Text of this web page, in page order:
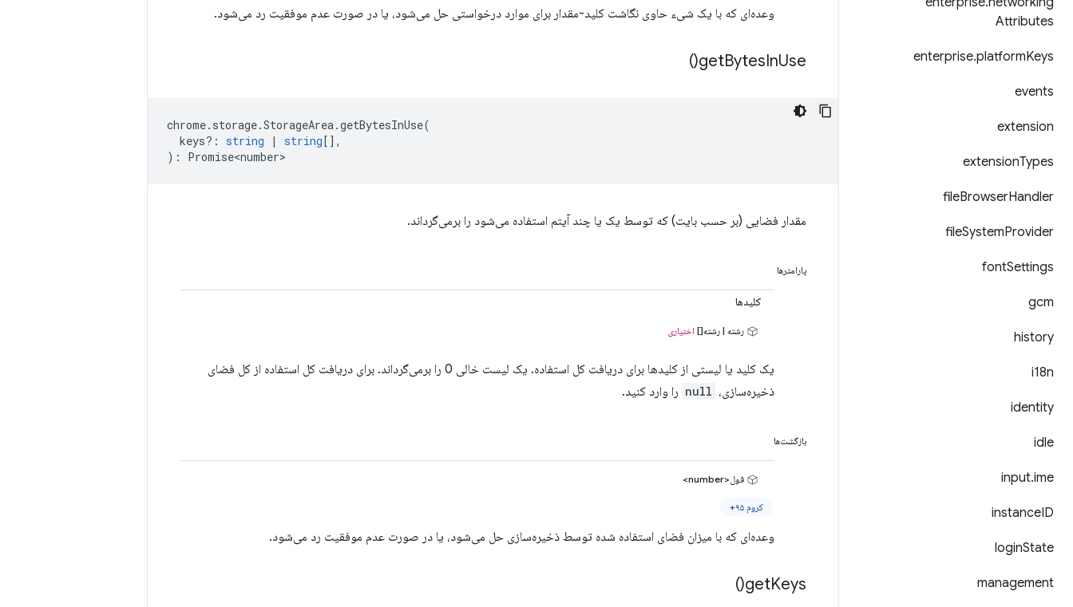
Attributes
enterprise.platformKeys
events
extension
extensionTypes
fileBrowserHandler
fileSystemProvider
fontSettings
gcm
history
i18n
identity
idle
input.ime
instanceID
loginState
management
وعده‌ای که با یک شیء حاوی نگاشت کلید-مقدار برای موارد درخواستی حل می‌شود، یا در صورت عدم موفقیت رد می‌شود.
getBytesInUse(
)
chrome. storage.StorageArea.getBytesInUse(
keys? : string | string[],
) : Promise<number>
مقدار فضایی (بر حسب بایت) که توسط یک یا چند آیتم استفاده می‌شود را برمی‌گرداند.
پارامترها
کلیدها
رشته | رشته[] اختیاری
یک کلید یا لیستی از کلیدها برای دریافت کل استفاده. یک لیست خالی 0 را برمی‌گرداند. برای دریافت کل استفاده از کل فضای
ذخیره‌سازی، null را وارد کنید.
بازگشت‌ها
قول<number>
کروم ۹۵+
وعده‌ای که با میزان فضای استفاده شده توسط ذخیره‌سازی حل می‌شود، یا در صورت عدم موفقیت رد می‌شود.
getKeys(
)